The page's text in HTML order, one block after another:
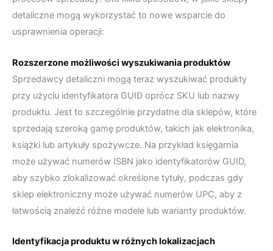
detaliczne mogą wykorzystać to nowe wsparcie do
usprawnienia operacji:
Rozszerzone możliwości wyszukiwania produktów
Sprzedawcy detaliczni mogą teraz wyszukiwać produkty
przy użyciu identyfikatora GUID oprócz SKU lub nazwy
produktu. Jest to szczególnie przydatne dla sklepów, które
sprzedają szeroką gamę produktów, takich jak elektronika,
książki lub artykuły spożywcze. Na przykład księgarnia
może używać numerów ISBN jako identyfikatorów GUID,
aby szybko zlokalizować określone tytuły, podczas gdy
sklep elektroniczny może używać numerów UPC, aby z
łatwością znaleźć różne modele lub warianty produktów.
Identyfikacja produktu w różnych lokalizacjach